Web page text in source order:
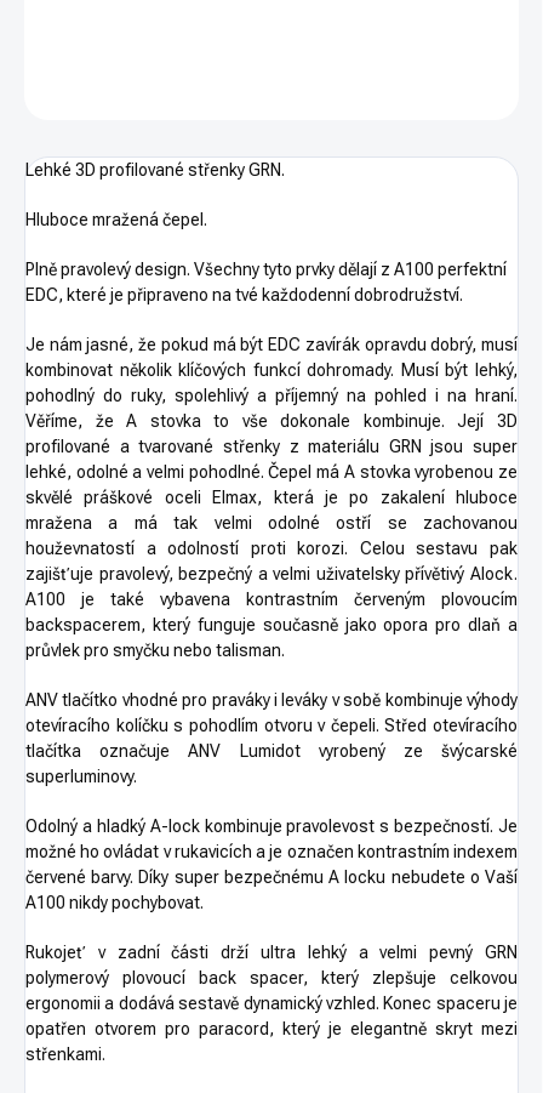
Lehké 3D profilované střenky GRN.
Hluboce mražená čepel.
Plně pravolevý design. Všechny tyto prvky dělají z A100 perfektní
EDC, které je připraveno na tvé každodenní dobrodružství.
Je nám jasné, že pokud má být EDC zavírák opravdu dobrý, musí
kombinovat několik klíčových funkcí dohromady. Musí být lehký,
pohodlný do ruky, spolehlivý a příjemný na pohled i na hraní.
Věříme, že A stovka to vše dokonale kombinuje. Její 3D
profilované a tvarované střenky z materiálu GRN jsou super
lehké, odolné a velmi pohodlné. Čepel má A stovka vyrobenou ze
skvělé práškové oceli Elmax, která je po zakalení hluboce
mražena a má tak velmi odolné ostří se zachovanou
houževnatostí a odolností proti korozi. Celou sestavu pak
zajišťuje pravolevý, bezpečný a velmi uživatelsky přívětivý Alock.
A100 je také vybavena kontrastním červeným plovoucím
backspacerem, který funguje současně jako opora pro dlaň a
průvlek pro smyčku nebo talisman.
ANV tlačítko vhodné pro praváky i leváky v sobě kombinuje výhody
otevíracího kolíčku s pohodlím otvoru v čepeli. Střed otevíracího
tlačítka označuje ANV Lumidot vyrobený ze švýcarské
superluminovy.
Odolný a hladký A-lock kombinuje pravolevost s bezpečností. Je
možné ho ovládat v rukavicích a je označen kontrastním indexem
červené barvy. Díky super bezpečnému A locku nebudete o Vaší
A100 nikdy pochybovat.
Rukojeť v zadní části drží ultra lehký a velmi pevný GRN
polymerový plovoucí back spacer, který zlepšuje celkovou
ergonomii a dodává sestavě dynamický vzhled. Konec spaceru je
opatřen otvorem pro paracord, který je elegantně skryt mezi
střenkami.